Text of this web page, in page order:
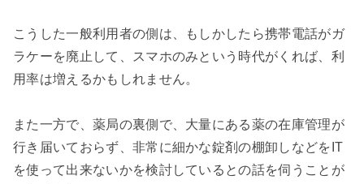
こうした一般利用者の側は、もしかしたら携帯電話がガ
ラケーを廃止して、スマホのみという時代がくれば、利
用率は増えるかもしれません。
また一方で、薬局の裏側で、大量にある薬の在庫管理が
行き届いておらず、非常に細かな錠剤の棚卸しなどをIT
を使って出来ないかを検討しているとの話を伺うことが